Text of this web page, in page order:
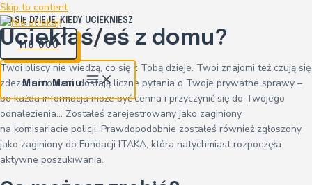
Skip to content
116 000
Main Menu
CO SIĘ DZIEJE, KIEDY UCIEKNIESZ
Uciekłaś/eś z domu?
Twoi bliscy nie wiedzą, co się z Tobą dzieje. Twoi znajomi też czują się
zdezorientowani, dostają liczne pytania o Twoje prywatne sprawy –
bo każda informacja może być cenna i przyczynić się do Twojego
odnalezienia… Zostałeś zarejestrowany jako zaginiony
na komisariacie policji. Prawdopodobnie zostałeś również zgłoszony
jako zaginiony do Fundacji ITAKA, która natychmiast rozpoczęła
aktywne poszukiwania.